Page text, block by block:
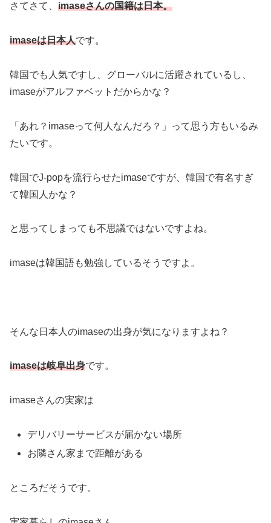
さてさて、 imaseさんの国籍は日本。
imaseは日本人です。
韓国でも人気ですし、グローバルに活躍されているし、
imaseがアルファベットだからかな？
「あれ？imaseって何人なんだろ？」って思う方もいるみ
たいです。
韓国でJ-popを流行らせたimaseですが、韓国で有名すぎ
て韓国人かな？
と思ってしまっても不思議ではないですよね。
imaseは韓国語も勉強しているそうですよ。
そんな日本人のimaseの出身が気になりますよね？
imaseは岐阜出身です。
imaseさんの実家は
デリバリーサービスが届かない場所
お隣さん家まで距離がある
ところだそうです。